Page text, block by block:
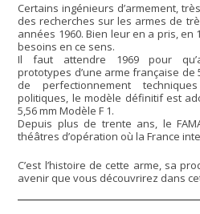
Certains ingénieurs d’armement,
des recherches sur les armes de
années 1960. Bien leur en a pris, en
besoins en ce sens.
Il faut attendre 1969 pour
prototypes d’une arme française de
de perfectionnement
politiques, le modèle définitif est
5,56 mm Modèle F 1.
Depuis plus de trente ans, le
théâtres d’opération où la France
C’est l’histoire de cette arme, sa
avenir que vous découvrirez dans